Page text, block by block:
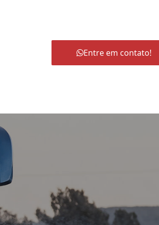
Entre em contato!